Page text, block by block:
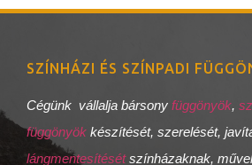
SZÍNHÁZI ÉS SZÍNPADI
Cégünk vállalja bársony függönyök,
függönyök készítését, szerelését,
lángmentesítésétszínházaknak,